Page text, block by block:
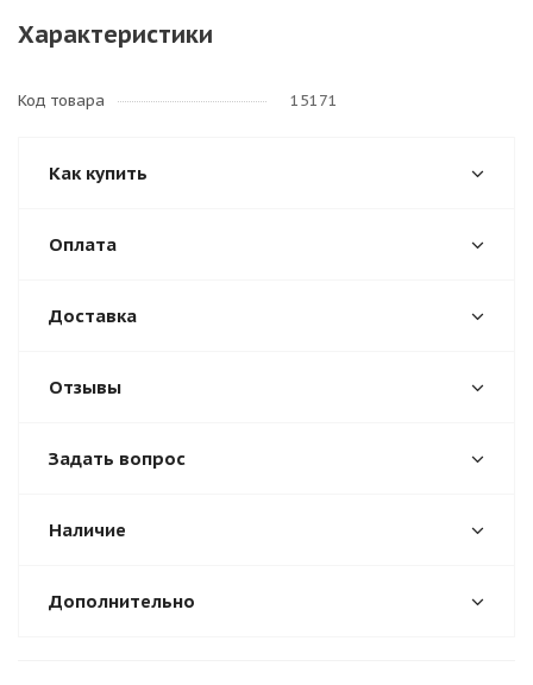
Характеристики
Код товара 15171
Как купить
Оплата
Доставка
Отзывы
Задать вопрос
Наличие
Дополнительно